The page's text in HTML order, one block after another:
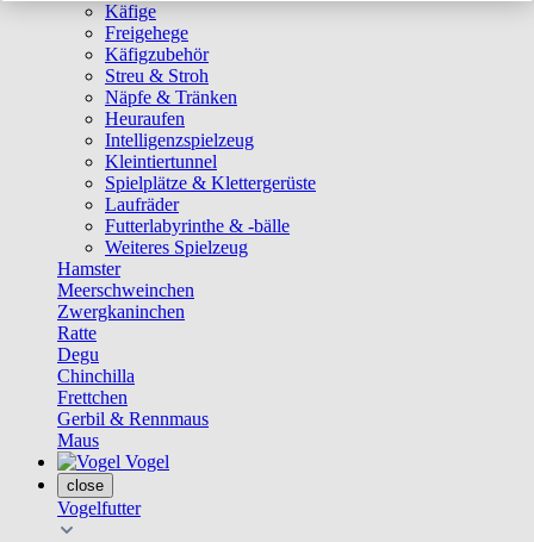
Käfige
Freigehege
Käfigzubehör
Streu & Stroh
Näpfe & Tränken
Heuraufen
Intelligenzspielzeug
Kleintiertunnel
Spielplätze & Klettergerüste
Laufräder
Futterlabyrinthe & -bälle
Weiteres Spielzeug
Hamster
Meerschweinchen
Zwergkaninchen
Ratte
Degu
Chinchilla
Frettchen
Gerbil & Rennmaus
Maus
Vogel
close
Vogelfutter